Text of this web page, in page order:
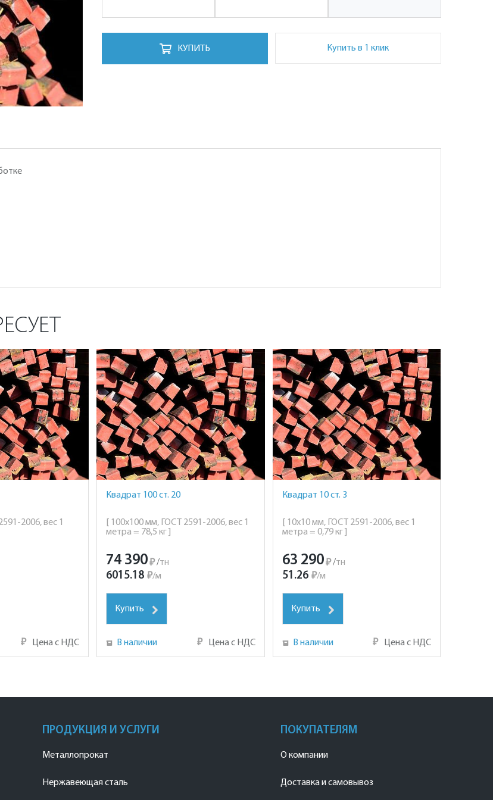
КУПИТЬ Купить в 1 клик
2006, вес 1
₽ Цена с НДС
Квадрат 100 ст. 20
[ 100х100 мм, ГОСТ 2591-2006, вес 1
метра = 78,5 кг ]
74 390₽ /тн
6015.18 ₽/м
Купить
В наличии ₽ Цена с НДС
Квадрат 10 ст. 3
[ 10х10 мм, ГОСТ 2591-2006, вес 1
метра = 0,79 кг ]
63 290 ₽ /тн
51.26 ₽/м
Купить
В наличии ₽ Цена с НДС
ПРОДУКЦИЯ И УСЛУГИ
Металлопрокат
Нержавеющая сталь
ПОКУПАТЕЛЯМ
О компании
Доставка и самовывоз